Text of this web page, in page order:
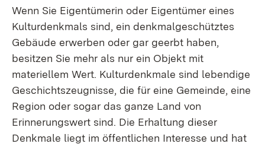
Wenn Sie Eigentümerin oder Eigentümer eines
Kulturdenkmals sind, ein denkmalgeschütztes
Gebäude erwerben oder gar geerbt haben,
besitzen Sie mehr als nur ein Objekt mit
materiellem Wert. Kulturdenkmale sind lebendige
Geschichtszeugnisse, die für eine Gemeinde, eine
Region oder sogar das ganze Land von
Erinnerungswert sind. Die Erhaltung dieser
Denkmale liegt im öffentlichen Interesse und hat